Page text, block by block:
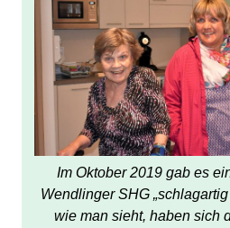
Im Oktober 2019 gab es
Wendlinger SHG
wie man sieht, haben sich